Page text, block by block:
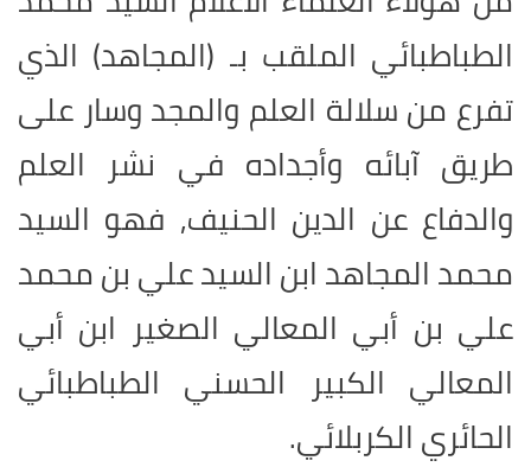
الطباطبائي الملقب بـ (المجاهد) الذي
تفرع من سلالة العلم والمجد وسار على
طريق آبائه وأجداده في نشر العلم
والدفاع عن الدين الحنيف, فهو السيد
محمد المجاهد ابن السيد علي بن محمد
علي بن أبي المعالي الصغير ابن أبي
المعالي الكبير الحسني الطباطبائي
الحائري الكربلائي.